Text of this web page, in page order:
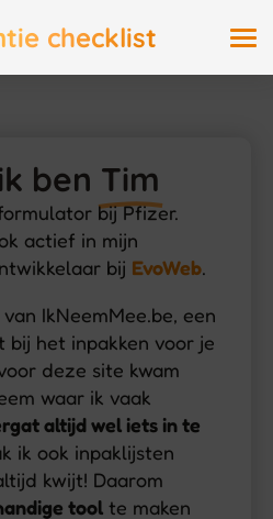
checklist
ben Tim
bij Pfizer.
actief in mijn
bij EvoWeb.
IkNeemMee.be, een
het inpakken voor je
deze site kwam
waar ik vaak
altijd wel iets in te
ik ook inpaklijsten
kwijt! Daarom
tool te maken